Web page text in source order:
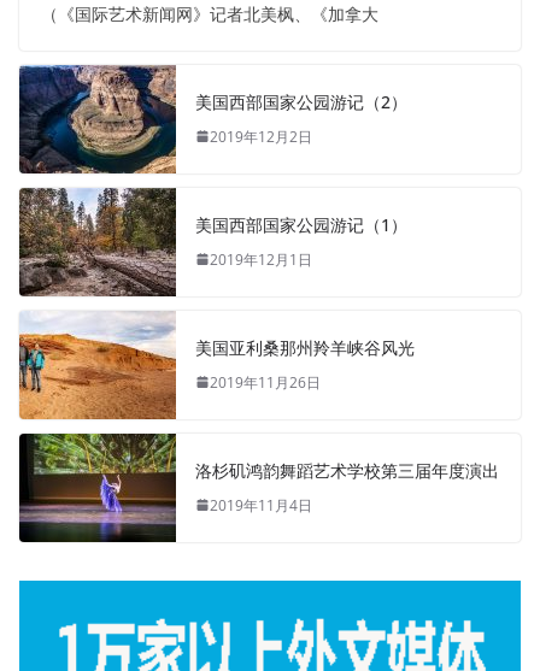
（《国际艺术新闻网》记者北美枫、《加拿大
美国西部国家公园游记（2）
2019年12月2日
美国西部国家公园游记（1）
2019年12月1日
美国亚利桑那州羚羊峡谷风光
2019年11月26日
洛杉矶鸿韵舞蹈艺术学校第三届年度演出
2019年11月4日